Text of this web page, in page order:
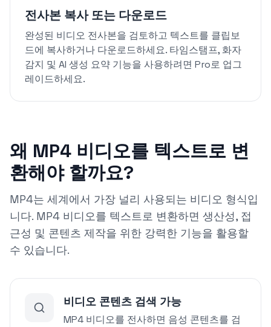
전사본 복사 또는 다운로드
완성된 비디오 전사본을 검토하고 텍스트를 클립보
드에 복사하거나 다운로드하세요. 타임스탬프, 화자
감지 및 AI 생성 요약 기능을 사용하려면 Pro로 업그
레이드하세요.
왜 MP4 비디오를 텍스트로 변
환해야 할까요?
MP4는 세계에서 가장 널리 사용되는 비디오 형식입
니다. MP4 비디오를 텍스트로 변환하면 생산성, 접
근성 및 콘텐츠 제작을 위한 강력한 기능을 활용할
수 있습니다.
비디오 콘텐츠 검색 가능
MP4 비디오를 전사하면 음성 콘텐츠를 검